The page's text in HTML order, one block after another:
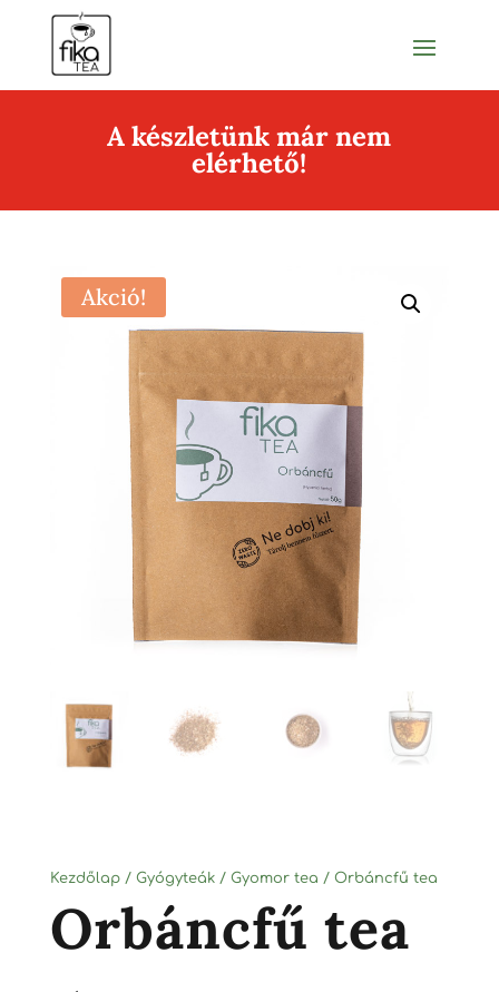
A készletünk már nem
elérhető!
Akció!
Kezdőlap/ Gyógyteák/ Gyomor tea / Orbáncfű tea
Orbáncfű tea